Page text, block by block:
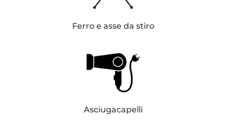
Ferro e asse da stiro
Asciugacapelli